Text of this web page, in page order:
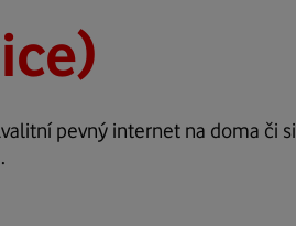
pevný internet na doma či si